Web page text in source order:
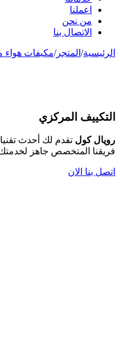
اعملنا
من نحن
الاتصال بنا
الرئيسية/ المتجر/مكيفات هواء
التكييف المركزي
رويال كول تقدم لك أحدث
فريقنا المتخصص جاهز
اتصل بنا الان